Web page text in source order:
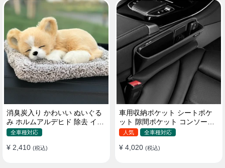
消臭炭入り かわいい ぬいぐる
み ホルムアルデヒド 除去 イン
テリア 贈り物
全車種対応
¥ 2,410 (税込)
車用収納ポケット シートポケ
ット 隙間ポケット コンソール
ボックス カー用品
人気 全車種対応
¥ 4,020 (税込)